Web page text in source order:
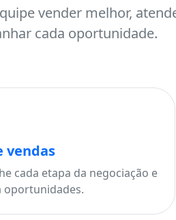
vender melhor,
cada oportunidade.
vendas
cada etapa da negociação e
oportunidades.